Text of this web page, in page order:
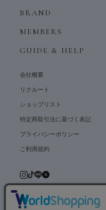
BRAND
MEMBERS
GUIDE & HELP
会社概要
リクルート
ショップリスト
特定商取引法に基づく表記
プライバシーポリシー
ご利用規約
© weardept co.,ltd. All rights reserved.